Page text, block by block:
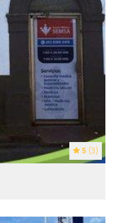
5 (3)